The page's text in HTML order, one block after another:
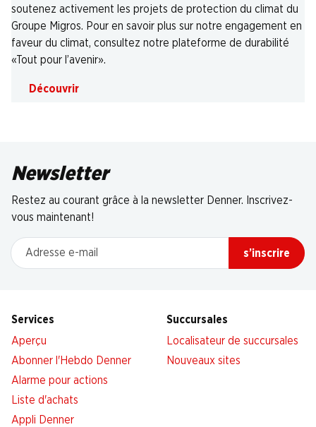
soutenez activement les projets de protection du climat du
Groupe Migros. Pour en savoir plus sur notre engagement en
faveur du climat, consultez notre plateforme de durabilité
«Tout pour l’avenir».
Découvrir
Newsletter
Restez au courant grâce à la newsletter Denner. Inscrivez-
vous maintenant!
Adresse e-mail
s’inscrire
Services
Aperçu
Abonner l'Hebdo Denner
Alarme pour actions
Liste d'achats
Appli Denner
Succursales
Localisateur de succursales
Nouveaux sites